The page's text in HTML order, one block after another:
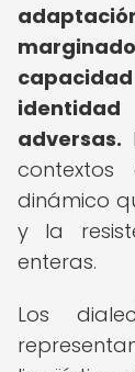
adversas.
dinámico
y la
enteras.
Los